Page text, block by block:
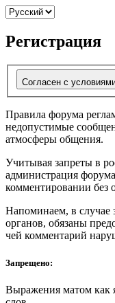
Регистрация
Согласен с
Правила форума
недопустимые
атмосферы общения.
Учитывая запреты в
администрация форума
комментировании без
Напоминаем, в случае
органов, обязаны
чей комментарий
Запрещено:
Выражения матом как